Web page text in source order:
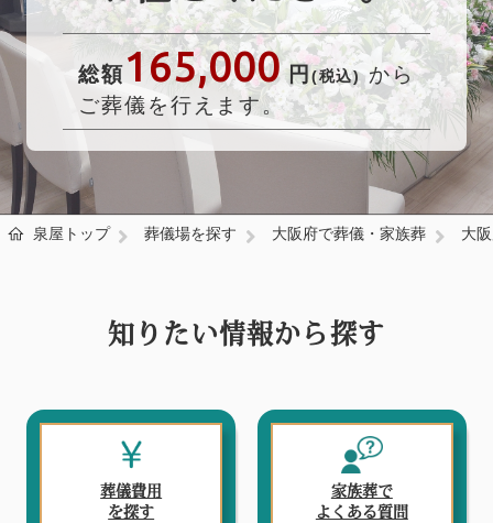
総額165,000 円 (税込) から
ご葬儀を行えます。
泉屋トップ 葬儀場を探す 大阪府で葬儀・家族葬 大
知りたい情報から探す
葬儀費用
を探す
家族葬で
よくある質問